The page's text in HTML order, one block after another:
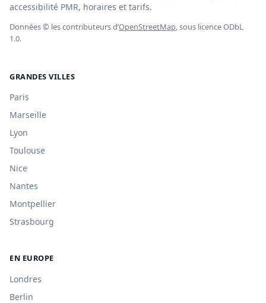
accessibilité PMR, horaires et tarifs.
Données © les contributeurs d’OpenStreetMap, sous licence ODbL
1.0.
GRANDES VILLES
Paris
Marseille
Lyon
Toulouse
Nice
Nantes
Montpellier
Strasbourg
EN EUROPE
Londres
Berlin